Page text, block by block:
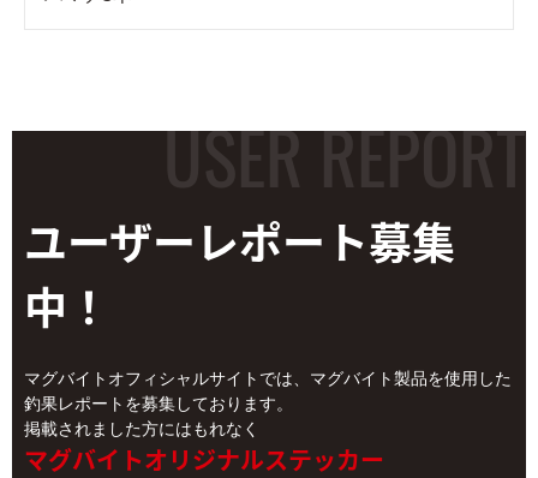
ユーザーレポート募集
中！
マグバイトオフィシャルサイトでは、マグバイト製品を使用した
釣果レポートを募集しております。
掲載されました方にはもれなく
マグバイトオリジナルステッカー